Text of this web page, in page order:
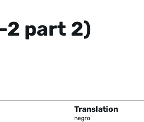
2 part 2)
Translation
negro